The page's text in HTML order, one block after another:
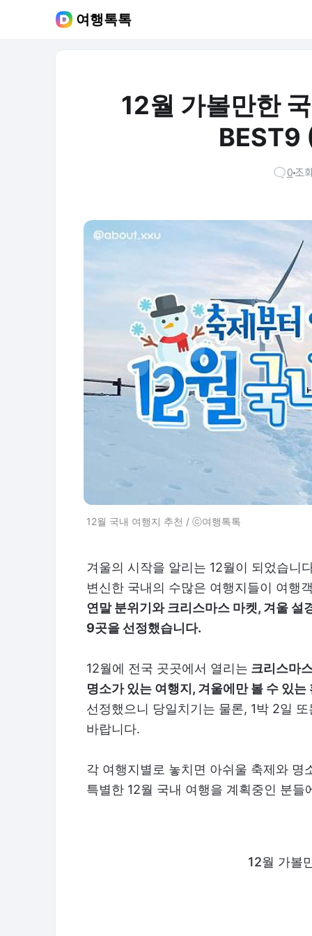
여행톡톡
12월 가볼만한
BEST9
0조
12월 국내 여행지 추천 / ⓒ여행톡톡
겨울의 시작을 알리는 12월이 되었습니
변신한 국내의 수많은 여행지들이 여행
연말 분위기와 크리스마스 마켓, 겨울 설
9곳을 선정했습니다.
12월에 전국 곳곳에서 열리는 크리스마
명소가 있는 여행지, 겨울에만 볼 수 있
선정했으니 당일치기는 물론, 1박 2일
바랍니다.
각 여행지별로 놓치면 아쉬울 축제와
특별한 12월 국내 여행을 계획중인 분
12월 가볼